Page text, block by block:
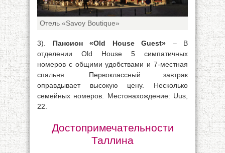
Отель «Savoy Boutique»
3). Пансион «Old House Guest» – В
отделении Old House 5 симпатичных
номеров с общими удобствами и 7-местная
спальня. Первоклассный завтрак
оправдывает высокую цену. Несколько
семейных номеров. Местонахождение: Uus,
22.
Достопримечательности
Таллина